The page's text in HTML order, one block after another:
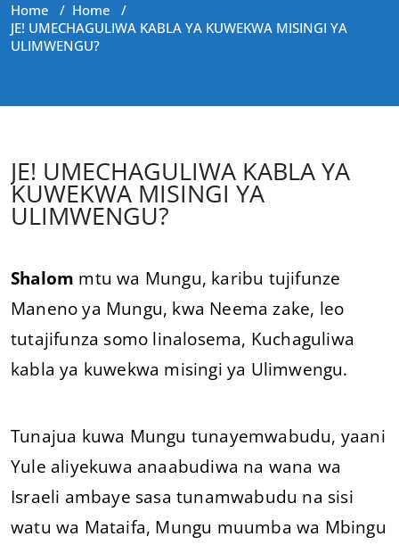
Home / Home /
JE! UMECHAGULIWA KABLA YA KUWEKWA MISINGI YA
ULIMWENGU?
JE! UMECHAGULIWA KABLA YA
KUWEKWA MISINGI YA
ULIMWENGU?
Shalom mtu wa Mungu, karibu tujifunze
Maneno ya Mungu, kwa Neema zake, leo
tutajifunza somo linalosema, Kuchaguliwa
kabla ya kuwekwa misingi ya Ulimwengu.
Tunajua kuwa Mungu tunayemwabudu, yaani
Yule aliyekuwa anaabudiwa na wana wa
Israeli ambaye sasa tunamwabudu na sisi
watu wa Mataifa, Mungu muumba wa Mbingu